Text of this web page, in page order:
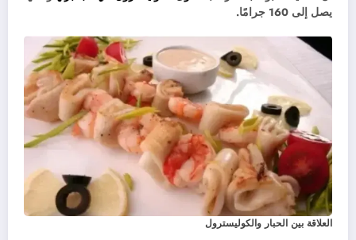
يصل إلى 160 جرامًا.
العلاقة بين الحبار والكوليسترول